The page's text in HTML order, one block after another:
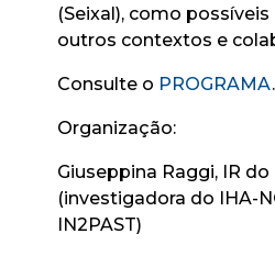
(Seixal), como
outros contextos e
Consulte o PROGRAMA.
Organização:
Giuseppina Raggi, IR
(investigadora do IHA-
IN2PAST)